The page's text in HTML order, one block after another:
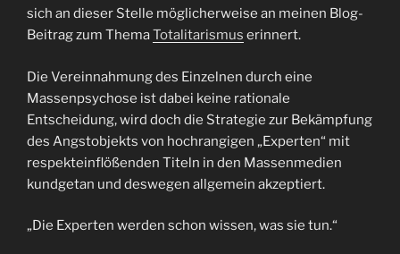
sich an dieser Stelle möglicherweise an meinen Blog-
Beitrag zum ThemaTotalitarismus erinnert.
Die Vereinnahmung des Einzelnen durch eine
Massenpsychose ist dabei keine rationale
Entscheidung, wird doch die Strategie zur Bekämpfung
des Angstobjekts von hochrangigen „Experten“ mit
respekteinflößenden Titeln in den Massenmedien
kundgetan und deswegen allgemein akzeptiert.
„Die Experten werden schon wissen, was sie tun.“